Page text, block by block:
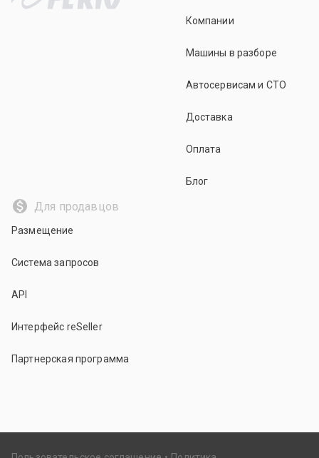
Компании
Машины в разборе
Автосервисам и СТО
Доставка
Оплата
Блог
Для продавцов
Размещение
Система запросов
API
Интерфейс reSeller
Партнерская программа